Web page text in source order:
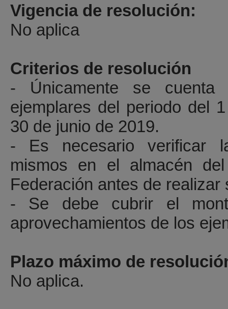
Vigencia de resolución:
No aplica
Criterios de resolución
- Únicamente se cuenta
ejemplares del periodo del
30 de junio de 2019.
- Es necesario verificar
mismos en el almacén
Federación antes de realizar
- Se debe cubrir el
aprovechamientos de los
Plazo máximo de
No aplica.